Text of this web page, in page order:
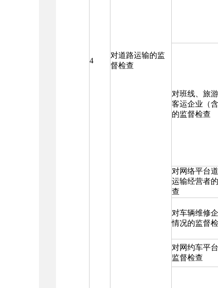
4
对道路运输的监
督检查
对班线、旅
客运企业（
的监督检查
对网络平台
运输经营者
查
对车辆维修
情况的监督
对网约车平
监督检查